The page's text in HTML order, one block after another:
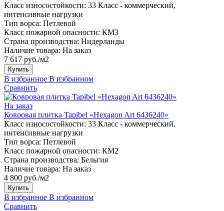
Класс износостойкости: 33 Класс - коммерческий,
интенсивные нагрузки
Тип ворса: Петлевой
Класс пожарной опасности: КМ3
Страна производства: Нидерланды
Наличие товара: На заказ
7 617 руб./м2
Купить
В избранное В избранном
Сравнить
На заказ
Ковровая плитка Tapibel «Hexagon Art 6436240»
Класс износостойкости: 33 Класс - коммерческий,
интенсивные нагрузки
Тип ворса: Петлевой
Класс пожарной опасности: КМ2
Страна производства: Бельгия
Наличие товара: На заказ
4 800 руб./м2
Купить
В избранное В избранном
Сравнить